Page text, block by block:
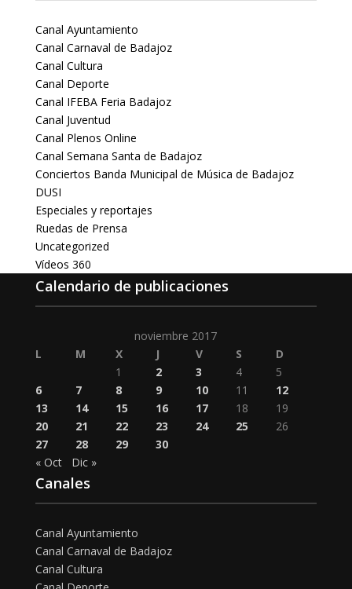
Canal Ayuntamiento
Canal Carnaval de Badajoz
Canal Cultura
Canal Deporte
Canal IFEBA Feria Badajoz
Canal Juventud
Canal Plenos Online
Canal Semana Santa de Badajoz
Conciertos Banda Municipal de Música de Badajoz
DUSI
Especiales y reportajes
Ruedas de Prensa
Uncategorized
Vídeos 360
Calendario de publicaciones
noviembre 2017
L
M X J V S
D
1
2 3 4
5
6
7 8 9 10 11
12
13
14 15 16 17 18
19
20
21 22 23 24 25
26
27
28 29
30
« Oct
Dic »
Canales
Canal Ayuntamiento
Canal Carnaval de Badajoz
Canal Cultura